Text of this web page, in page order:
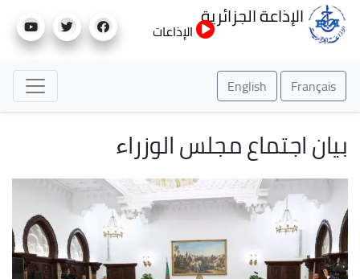
إلى
الإذاعة الجزائرية
الإذاعات
Français
English
بيان اجتماع مجلس الوزراء